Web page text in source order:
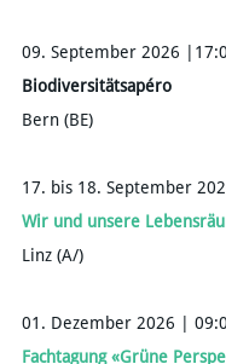
09. September 2026
Biodiversitätsapéro
Bern (BE)
17. bis 18. September
Wir und unsere
Linz (A/)
01. Dezember 2026 |
Fachtagung «Grüne